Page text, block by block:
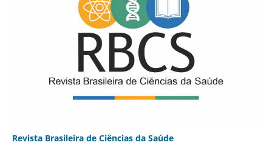
Revista Brasileira de Ciências da Saúde